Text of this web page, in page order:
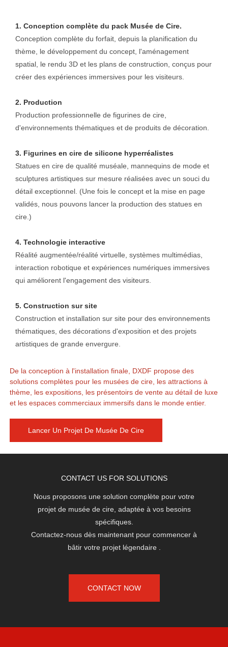
1. Conception complète du pack Musée de Cire.
Conception complète du forfait, depuis la planification du
thème, le développement du concept, l'aménagement
spatial, le rendu 3D et les plans de construction, conçus pour
créer des expériences immersives pour les visiteurs.
2. Production
Production professionnelle de figurines de cire,
d'environnements thématiques et de produits de décoration.
3. Figurines en cire de silicone hyperréalistes
Statues en cire de qualité muséale, mannequins de mode et
sculptures artistiques sur mesure réalisées avec un souci du
détail exceptionnel. (Une fois le concept et la mise en page
validés, nous pouvons lancer la production des statues en
cire.)
4. Technologie interactive
Réalité augmentée/réalité virtuelle, systèmes multimédias,
interaction robotique et expériences numériques immersives
qui améliorent l'engagement des visiteurs.
5. Construction sur site
Construction et installation sur site pour des environnements
thématiques, des décorations d'exposition et des projets
artistiques de grande envergure.
De la conception à l'installation finale, DXDF propose des
solutions complètes pour les musées de cire, les attractions à
thème, les expositions, les présentoirs de vente au détail de luxe
et les espaces commerciaux immersifs dans le monde entier.
Lancer Un Projet De Musée De Cire
CONTACT US FOR SOLUTIONS
Nous proposons une solution complète pour votre
projet de musée de cire, adaptée à vos besoins
spécifiques.
Contactez-nous dès maintenant pour commencer à
bâtir votre projet légendaire
CONTACT NOW